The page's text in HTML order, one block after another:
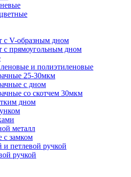
с V-образным дном
с прямоугольным дном
и полиэтиленовые
25-30мкм
с дном
со скотчем 30мкм
дном
металл
с замком
петлевой ручкой
ручкой